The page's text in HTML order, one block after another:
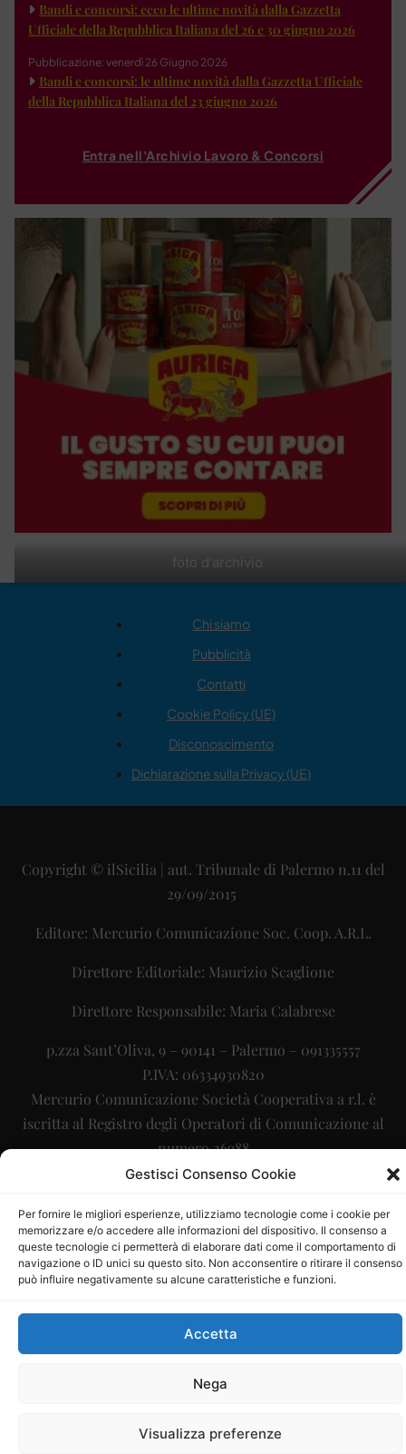
Gestisci Consenso Cookie
Per fornire le migliori esperienze, utilizziamo tecnologie come i cookie per
memorizzare e/o accedere alle informazioni del dispositivo. Il consenso a
queste tecnologie ci permetterà di elaborare dati come il comportamento di
navigazione o ID unici su questo sito. Non acconsentire o ritirare il consenso
può influire negativamente su alcune caratteristiche e funzioni.
Accetta
Nega
Visualizza preferenze
foto d'archivio
Bandi e concorsi: ecco le ultime novità dalla Gazzetta
Ufficiale della Repubblica Italiana del 26 e 30 giugno 2026
Pubblicazione: venerdì 26 Giugno 2026
Bandi e concorsi: le ultime novità dalla Gazzetta Ufficiale
della Repubblica Italiana del 23 giugno 2026
Entra nell'Archivio Lavoro & Concorsi
Chi siamo
Pubblicità
Contatti
Cookie Policy (UE)
Disconoscimento
Dichiarazione sulla Privacy (UE)
Copyright © ilSicilia | aut. Tribunale di Palermo n.11 del
29/09/2015
Editore: Mercurio Comunicazione Soc. Coop. A.R.L.
Direttore Editoriale: Maurizio Scaglione
Direttore Responsabile: Maria Calabrese
p.zza Sant’Oliva, 9 – 90141 – Palermo – 091335557
P.IVA: 06334930820
Mercurio Comunicazione Società Cooperativa a r.l. è
iscritta al Registro degli Operatori di Comunicazione al
numero 26988